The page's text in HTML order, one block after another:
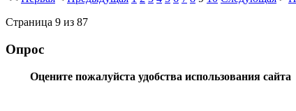
Страница 9 из 87
Опрос
Оцените пожалуйста удобства использования сайта